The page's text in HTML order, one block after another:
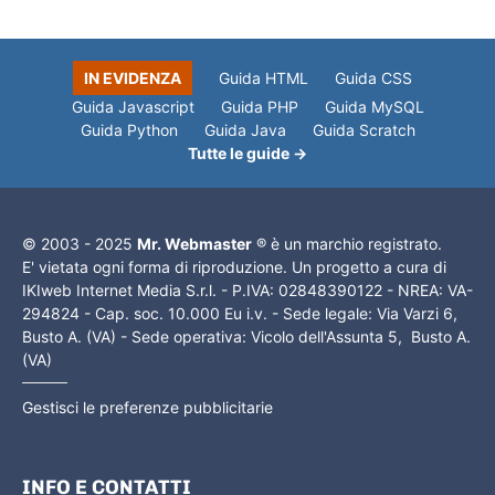
IN EVIDENZA Guida HTML
Guida CSS
Guida Javascript
Guida PHP
Guida MySQL
Guida Python
Guida Java
Guida Scratch
Tutte le guide →
© 2003 - 2025 Mr. Webmaster ® è un marchio registrato.
E' vietata ogni forma di riproduzione. Un progetto a cura di
IKIweb Internet Media S.r.l. - P.IVA: 02848390122 - NREA: VA-
294824 - Cap. soc. 10.000 Eu i.v. - Sede legale: Via Varzi 6,
Busto A. (VA) - Sede operativa: Vicolo dell'Assunta 5, Busto A.
(VA)
Gestisci le preferenze pubblicitarie
INFO E CONTATTI